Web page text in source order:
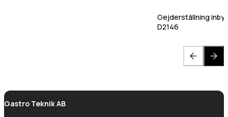
Gejderställning
D2146
Gastro Teknik AB